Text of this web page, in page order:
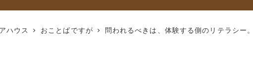
ハウス おことばですが 問われるべきは、体験する側のリテラシー。